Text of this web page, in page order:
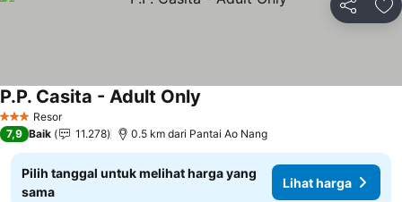
Bagikan
3 BintangResor
P.P. Casita - Adult Only
7,9 Baik 11.278 0.5 km dari Pantai Ao Nang
Pilih tanggal untuk melihat harga yang
sama
Lihat harga